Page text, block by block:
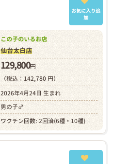
お気に入り追
加
この子のいるお店
仙台太白店
129,800円
（税込：142,780 円）
2026年4月24日 生まれ
男の子♂
ワクチン回数: 2回済(6種・10種)